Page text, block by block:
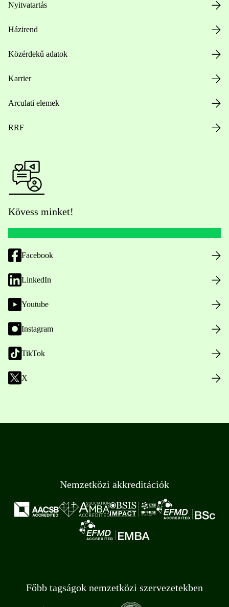
Nyitvatartás
Házirend
Közérdekű adatok
Karrier
Arculati elemek
RRF
Kövess minket!
Facebook
LinkedIn
Youtube
Instagram
TikTok
X
Nemzetközi akkreditációk
Főbb tagságok nemzetközi szervezetekben